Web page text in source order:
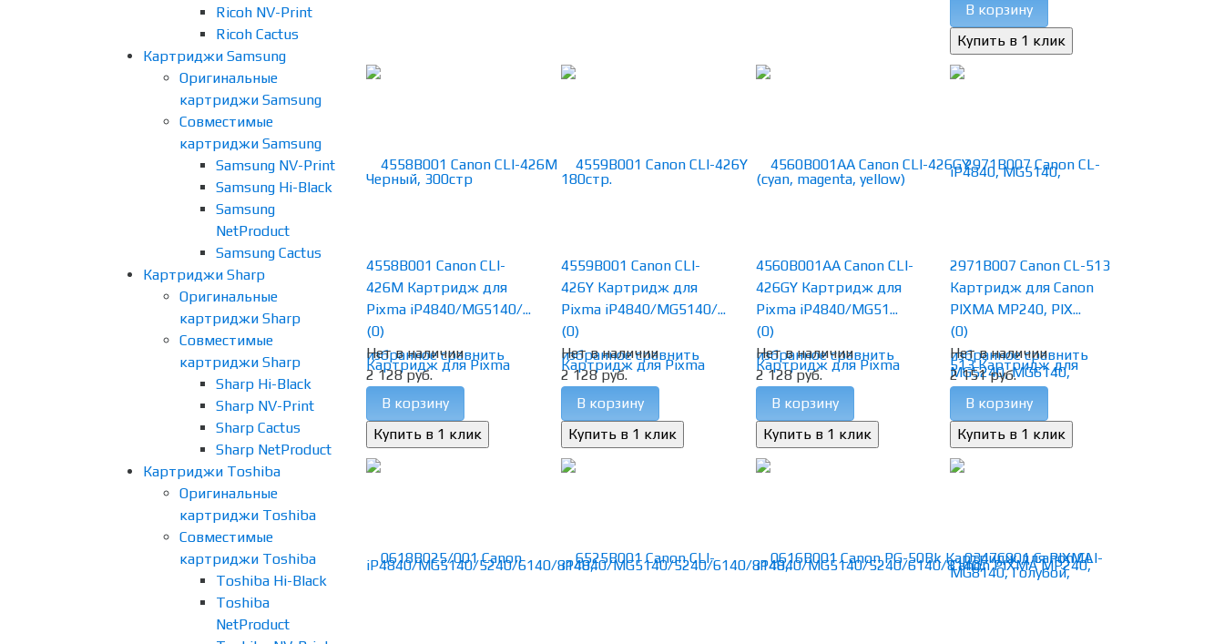
Ricoh NV-Print
Ricoh Cactus
Картриджи Samsung
Оригинальные
картриджи Samsung
Совместимые
картриджи Samsung
Samsung NV-Print
Samsung Hi-Black
Samsung
NetProduct
Samsung Cactus
Картриджи Sharp
Оригинальные
картриджи Sharp
Совместимые
картриджи Sharp
Sharp Hi-Black
Sharp NV-Print
Sharp Cactus
Sharp NetProduct
Картриджи Toshiba
Оригинальные
картриджи Toshiba
Совместимые
картриджи Toshiba
Toshiba Hi-Black
Toshiba
NetProduct
В корзину
избранное сравнить
4558B001 Canon CLI-
426M Картридж для
Pixma iP4840/MG5140/...
(0)
Нет в наличии
2 128 руб.
В корзину
избранное сравнить
4559B001 Canon CLI-
426Y Картридж для
Pixma iP4840/MG5140/...
(0)
Нет в наличии
2 128 руб.
В корзину
избранное сравнить
4560B001AA Canon CLI-
426GY Картридж для
Pixma iP4840/MG51...
(0)
Нет в наличии
2 128 руб.
В корзину
избранное сравнить
2971B007 Canon CL-513
Картридж для Canon
PIXMA MP240, PIX...
(0)
Нет в наличии
2 151 руб.
В корзину